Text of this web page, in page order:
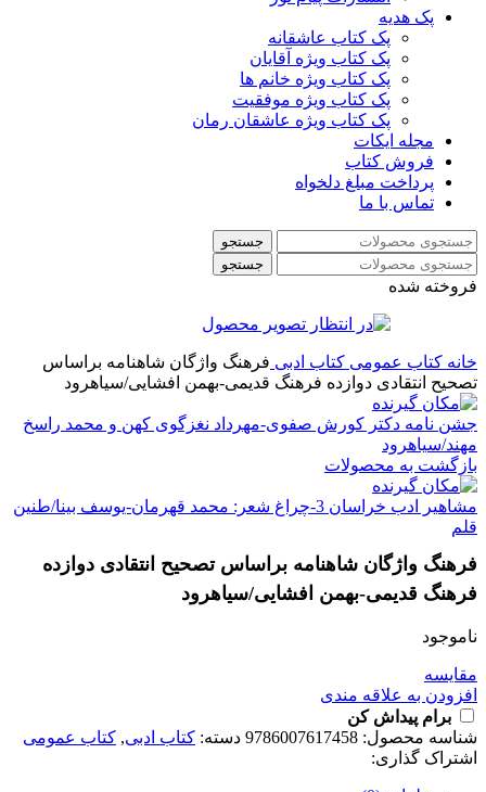
پک هدیه
پک کتاب عاشقانه
پک کتاب ویژه آقایان
پک کتاب ویژه خانم ها
پک کتاب ویژه موفقیت
پک کتاب ویژه عاشقان رمان
مجله ایکات
فروش کتاب
پرداخت مبلغ دلخواه
تماس با ما
جستجو
جستجو
فروخته شده
خانه کتاب عمومی کتاب ادبی فرهنگ واژگان شاهنامه براساس
تصحیح انتقادی دوازده فرهنگ قدیمی-بهمن افشایی/سیاهرود
جشن نامه دکتر کورش صفوی-مهرداد نغزگوی کهن و محمد راسخ
مهند/سیاهرود
بازگشت به محصولات
مشاهیر ادب خراسان 3-چراغ شعر: محمد قهرمان-یوسف بینا/طنین
قلم
فرهنگ واژگان شاهنامه براساس تصحیح انتقادی دوازده
فرهنگ قدیمی-بهمن افشایی/سیاهرود
ناموجود
مقايسه
افزودن به علاقه مندی
برام پیداش کن
شناسه محصول: 9786007617458 دسته: کتاب ادبی, کتاب عمومی
اشتراک گذاری: